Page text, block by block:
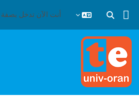
تبديل إدخال البحث
أنت الآن تدخل